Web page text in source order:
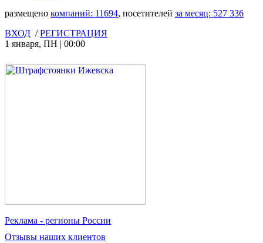
размещено компаний: 11694, посетителей за месяц: 527 336
ВХОД /РЕГИСТРАЦИЯ
1 января, ПН | 00:00
Реклама - регионы России
Отзывы наших клиентов